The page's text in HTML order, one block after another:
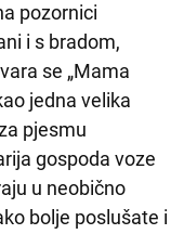
pozornici
i s bradom,
se „Mama
jedna velika
pjesmu
gospoda voze
u neobično
bolje poslušate i